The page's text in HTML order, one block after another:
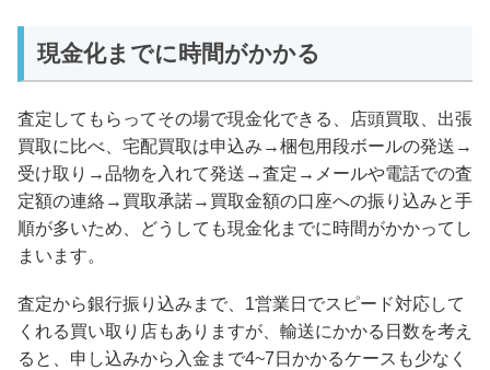
現金化までに時間がかかる
査定してもらってその場で現金化できる、店頭買取、出張
買取に比べ、宅配買取は申込み→梱包用段ボールの発送→
受け取り→品物を入れて発送→査定→メールや電話での査
定額の連絡→買取承諾→買取金額の口座への振り込みと手
順が多いため、どうしても現金化までに時間がかかってし
まいます。
査定から銀行振り込みまで、1営業日でスピード対応して
くれる買い取り店もありますが、輸送にかかる日数を考え
ると、申し込みから入金まで4~7日かかるケースも少なく